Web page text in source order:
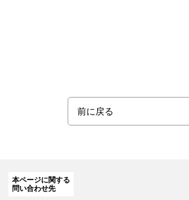
前に戻る
本ページに関する
問い合わせ先